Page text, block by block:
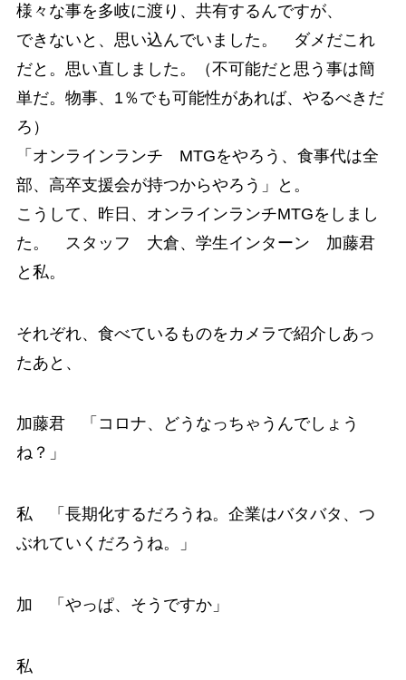
様々な事を多岐に渡り、共有するんですが、
できないと、思い込んでいました。 ダメだこれ
だと。思い直しました。（不可能だと思う事は簡
単だ。物事、1％でも可能性があれば、やるべきだ
ろ）
「オンラインランチ MTGをやろう、食事代は全
部、高卒支援会が持つからやろう」と。
こうして、昨日、オンラインランチMTGをしまし
た。 スタッフ 大倉、学生インターン 加藤君
と私。
それぞれ、食べているものをカメラで紹介しあっ
たあと、
加藤君 「コロナ、どうなっちゃうんでしょう
ね？」
私 「長期化するだろうね。企業はバタバタ、つ
ぶれていくだろうね。」
加 「やっぱ、そうですか」
私